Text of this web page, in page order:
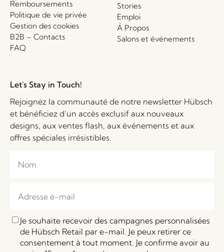
Remboursements
Politique de vie privée
Gestion des cookies
B2B – Contacts
FAQ
Stories
Emploi
Á Propos
Salons et événements
Let's Stay in Touch!
Rejoignez la communauté de notre newsletter Hübsch
et bénéficiez d’un accès exclusif aux nouveaux
designs, aux ventes flash, aux événements et aux
offres spéciales irrésistibles.
Je souhaite recevoir des campagnes personnalisées
de Hübsch Retail par e-mail. Je peux retirer ce
consentement à tout moment. Je confirme avoir au